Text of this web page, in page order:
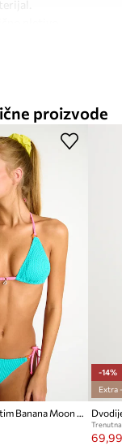
proizvode
Dvodijelni kupaći kostim Banana Moon Popmix
-14%
Extra